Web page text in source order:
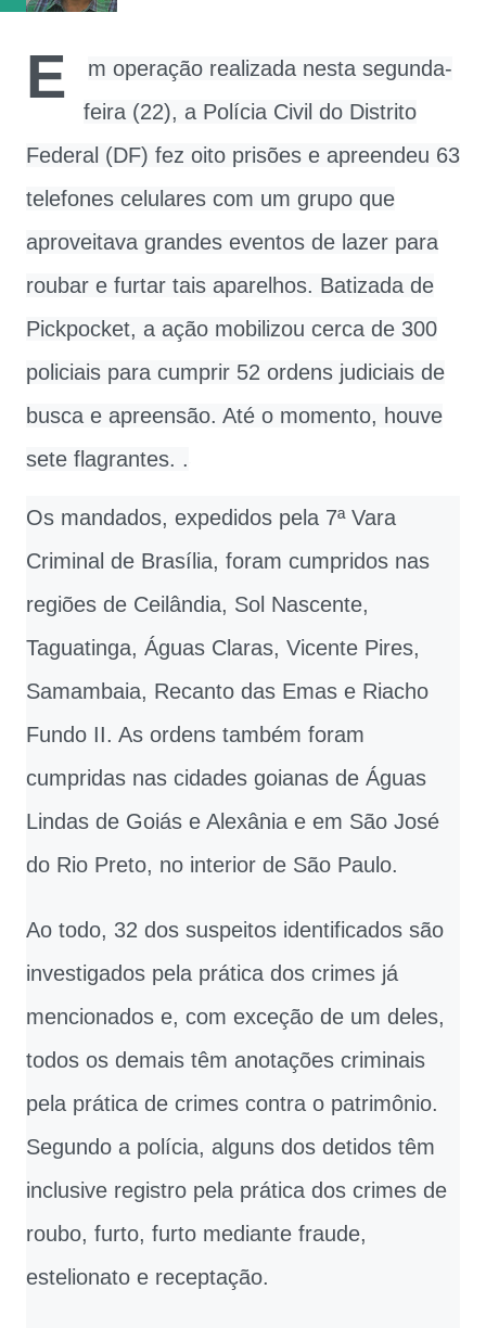
E
m operação realizada nesta segunda-
feira (22), a Polícia Civil do Distrito
Federal (DF) fez oito prisões e apreendeu 63
telefones celulares com um grupo que
aproveitava grandes eventos de lazer para
roubar e furtar tais aparelhos. Batizada de
Pickpocket, a ação mobilizou cerca de 300
policiais para cumprir 52 ordens judiciais de
busca e apreensão. Até o momento, houve
sete flagrantes. .
Os mandados, expedidos pela 7ª Vara
Criminal de Brasília, foram cumpridos nas
regiões de Ceilândia, Sol Nascente,
Taguatinga, Águas Claras, Vicente Pires,
Samambaia, Recanto das Emas e Riacho
Fundo II. As ordens também foram
cumpridas nas cidades goianas de Águas
Lindas de Goiás e Alexânia e em São José
do Rio Preto, no interior de São Paulo.
Ao todo, 32 dos suspeitos identificados são
investigados pela prática dos crimes já
mencionados e, com exceção de um deles,
todos os demais têm anotações criminais
pela prática de crimes contra o patrimônio.
Segundo a polícia, alguns dos detidos têm
inclusive registro pela prática dos crimes de
roubo, furto, furto mediante fraude,
estelionato e receptação.